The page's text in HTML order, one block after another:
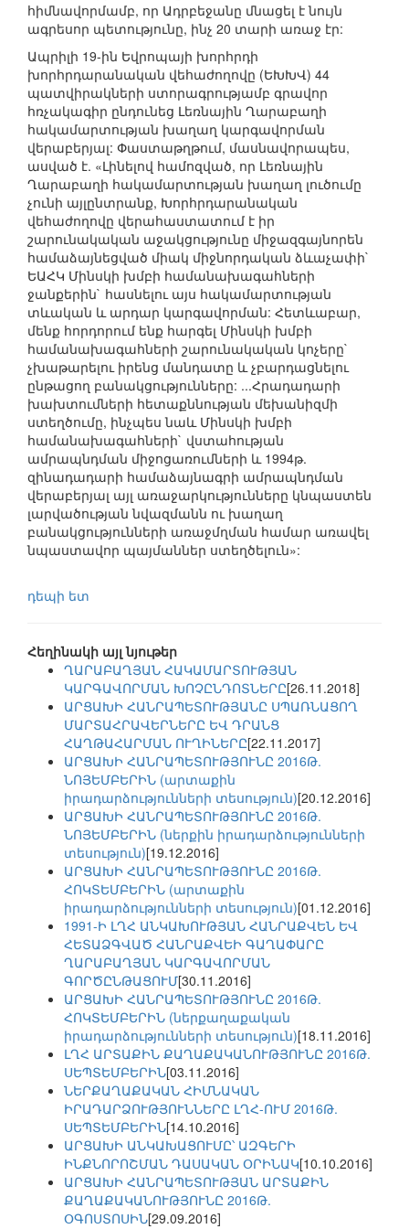
հիմնավորմամբ, որ Ադրբեջանը մնացել է նույն
ագրեսոր պետությունը, ինչ 20 տարի առաջ էր:
Ապրիլի 19-ին Եվրոպայի խորհրդի
խորհրդարանական վեհաժողովը (ԵԽԽՎ) 44
պատվիրակների ստորագրությամբ գրավոր
հռչակագիր ընդունեց Լեռնային Ղարաբաղի
հակամարտության խաղաղ կարգավորման
վերաբերյալ: Փաստաթղթում, մասնավորապես,
ասված է. «Լինելով համոզված, որ Լեռնային
Ղարաբաղի հակամարտության խաղաղ լուծումը
չունի այլընտրանք, Խորհրդարանական
վեհաժողովը վերահաստատում է իր
շարունակական աջակցությունը միջազգայնորեն
համաձայնեցված միակ միջնորդական ձևաչափի`
ԵԱՀԿ Մինսկի խմբի համանախագահների
ջանքերին` հասնելու այս հակամարտության
տևական և արդար կարգավորման: Հետևաբար,
մենք հորդորում ենք հարգել Մինսկի խմբի
համանախագահների շարունակական կոչերը`
չխաթարելու իրենց մանդատը և չբարդացնելու
ընթացող բանակցությունները: ...Հրադադարի
խախտումների հետաքննության մեխանիզմի
ստեղծումը, ինչպես նաև Մինսկի խմբի
համանախագահների` վստահության
ամրապնդման միջոցառումների և 1994թ.
զինադադարի համաձայնագրի ամրապնդման
վերաբերյալ այլ առաջարկությունները կնպաստեն
լարվածության նվազմանն ու խաղաղ
բանակցությունների առաջմղման համար առավել
նպաստավոր պայմաններ ստեղծելուն»:
դեպի ետ
Հեղինակի այլ նյութեր
ՂԱՐԱԲԱՂՅԱՆ ՀԱԿԱՄԱՐՏՈՒԹՅԱՆ
ԿԱՐԳԱՎՈՐՄԱՆ ԽՈՉԸՆԴՈՏՆԵՐԸ[26.11.2018]
ԱՐՑԱԽԻ ՀԱՆՐԱՊԵՏՈՒԹՅԱՆԸ ՍՊԱՌՆԱՑՈՂ
ՄԱՐՏԱՀՐԱՎԵՐՆԵՐԸ ԵՎ ԴՐԱՆՑ
ՀԱՂԹԱՀԱՐՄԱՆ ՈՒՂԻՆԵՐԸ[22.11.2017]
ԱՐՑԱԽԻ ՀԱՆՐԱՊԵՏՈՒԹՅՈՒՆԸ 2016Թ.
ՆՈՅԵՄԲԵՐԻՆ (արտաքին
իրադարձությունների տեսություն)[20.12.2016]
ԱՐՑԱԽԻ ՀԱՆՐԱՊԵՏՈՒԹՅՈՒՆԸ 2016Թ.
ՆՈՅԵՄԲԵՐԻՆ (ներքին իրադարձությունների
տեսություն)[19.12.2016]
ԱՐՑԱԽԻ ՀԱՆՐԱՊԵՏՈՒԹՅՈՒՆԸ 2016Թ.
ՀՈԿՏԵՄԲԵՐԻՆ (արտաքին
իրադարձությունների տեսություն)[01.12.2016]
1991-Ի ԼՂՀ ԱՆԿԱԽՈՒԹՅԱՆ ՀԱՆՐԱՔՎԵՆ ԵՎ
ՀԵՏԱՁԳՎԱԾ ՀԱՆՐԱՔՎԵԻ ԳԱՂԱՓԱՐԸ
ՂԱՐԱԲԱՂՅԱՆ ԿԱՐԳԱՎՈՐՄԱՆ
ԳՈՐԾԸՆԹԱՑՈՒՄ[30.11.2016]
ԱՐՑԱԽԻ ՀԱՆՐԱՊԵՏՈՒԹՅՈՒՆԸ 2016Թ.
ՀՈԿՏԵՄԲԵՐԻՆ (ներքաղաքական
իրադարձությունների տեսություն)[18.11.2016]
ԼՂՀ ԱՐՏԱՔԻՆ ՔԱՂԱՔԱԿԱՆՈՒԹՅՈՒՆԸ 2016Թ.
ՍԵՊՏԵՄԲԵՐԻՆ[03.11.2016]
ՆԵՐՔԱՂԱՔԱԿԱՆ ՀԻՄՆԱԿԱՆ
ԻՐԱԴԱՐՁՈՒԹՅՈՒՆՆԵՐԸ ԼՂՀ-ՈՒՄ 2016Թ.
ՍԵՊՏԵՄԲԵՐԻՆ[14.10.2016]
ԱՐՑԱԽԻ ԱՆԿԱԽԱՑՈՒՄԸ՝ ԱԶԳԵՐԻ
ԻՆՔՆՈՐՈՇՄԱՆ ԴԱՍԱԿԱՆ ՕՐԻՆԱԿ[10.10.2016]
ԱՐՑԱԽԻ ՀԱՆՐԱՊԵՏՈՒԹՅԱՆ ԱՐՏԱՔԻՆ
ՔԱՂԱՔԱԿԱՆՈՒԹՅՈՒՆԸ 2016Թ.
ՕԳՈՍՏՈՍԻՆ[29.09.2016]